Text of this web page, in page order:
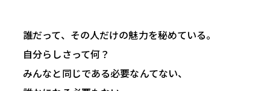
誰だって、その人だけの魅力を秘めている。
自分らしさって何？
みんなと同じである必要なんてない、